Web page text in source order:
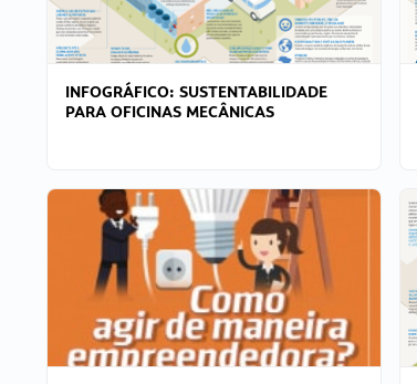
INFOGRÁFICO: SUSTENTABILIDADE
PARA OFICINAS MECÂNICAS